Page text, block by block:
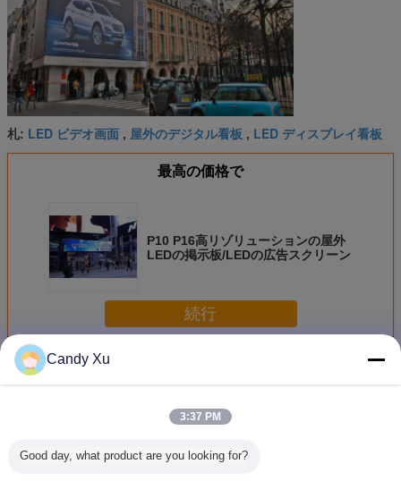
札: LED ビデオ画面 , 屋外のデジタル看板 , LED ディスプレイ看板
最高の価格で
P10 P16高リゾリューションの屋外
LEDの掲示板/LEDの広告スクリーン
続行
多く 屋外 led 看板
10mm ピクセルピ
スタジアムのLED
Candy Xu
3:37 PM
Good day, what product are you looking for?